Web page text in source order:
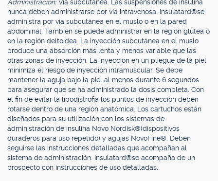
Administración:Vía subcutánea. Las suspensiones de insulina
nunca deben administrarse por vía intravenosa. Insulatard®se
administra por vía subcutánea en el muslo o en la pared
abdominal. También se puede administrar en la región glútea o
en la región deltoidea. La inyección subcutánea en el muslo
produce una absorción más lenta y menos variable que las
otras zonas de inyección. La inyección en un pliegue de la piel
minimiza el riesgo de inyección intramuscular. Se debe
mantener la aguja bajo la piel al menos durante 6 segundos
para asegurar que se ha administrado la dosis completa. Con
el fin de evitar la lipodistrofia los puntos de inyección deben
rotarse dentro de una región anatómica. Los cartuchos están
diseñados para su utilización con los sistemas de
administración de insulina Novo Nordisk®(dispositivos
duraderos para uso repetido) y agujas NovoFine®. Deben
seguirse las instrucciones detalladas que acompañan al
sistema de administración. Insulatard®se acompaña de un
prospecto con instrucciones de uso detalladas.